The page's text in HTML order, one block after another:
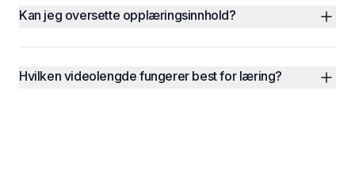
Kan jeg oversette opplæringsinnhold?
Hvilken videolengde fungerer best for læring?